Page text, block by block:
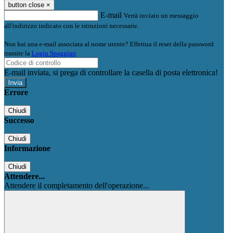
button close ×
E-mail Verrà inviato un messaggio
all'indirizzo indicato con le istruzioni necessarie.
Non hai una e-mail associata al nome utente? Effettua il reset della password
tramite la Login Spaggiari
E-mail inviata, si prega di controllare la casella di posta elettronica!
Errore
Chiudi
Successo
Chiudi
Informazione
Chiudi
Attendere...
Attendere il completamento dell'operazione...